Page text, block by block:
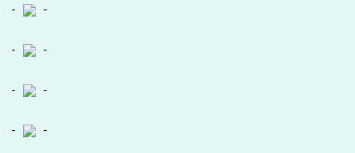
- -
- -
- -
- -